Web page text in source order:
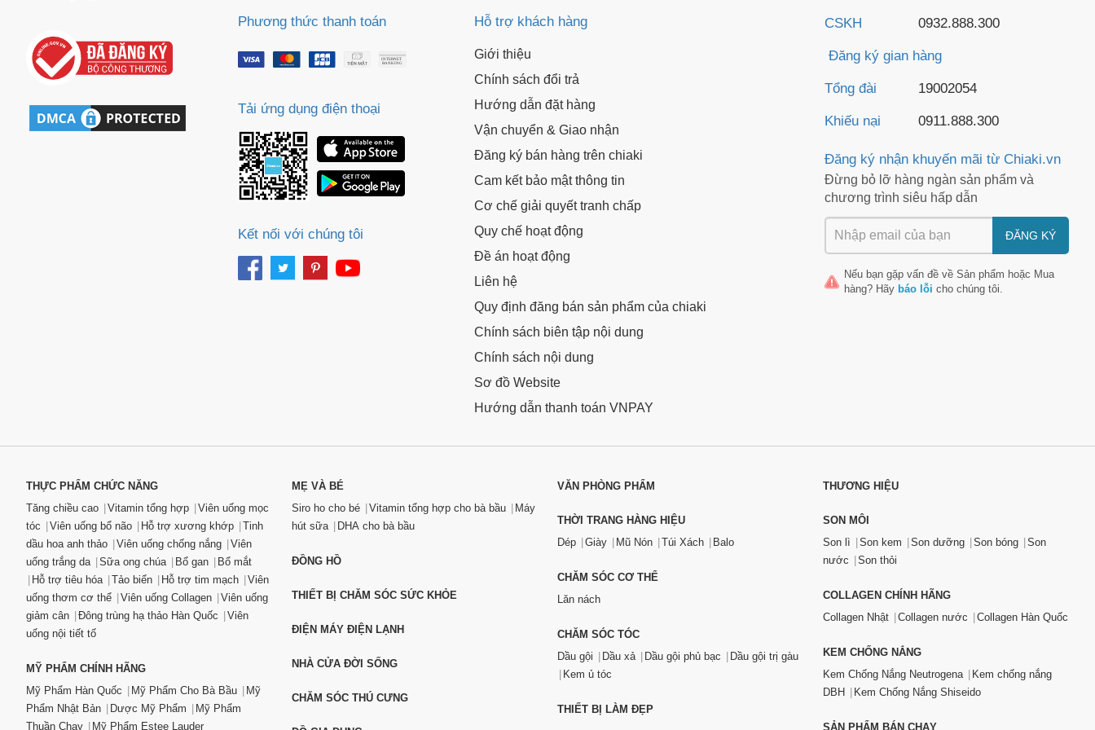
Phương thức thanh toán
Tải ứng dụng điện thoại
Kết nối với chúng tôi
Hỗ trợ khách hàng
Giới thiệu
Chính sách đổi trả
Hướng dẫn đặt hàng
Vận chuyển & Giao nhận
Đăng ký bán hàng trên chiaki
Cam kết bảo mật thông tin
Cơ chế giải quyết tranh chấp
Quy chế hoạt động
Đề án hoạt động
Liên hệ
Quy định đăng bán sản phẩm của chiaki
Chính sách biên tập nội dung
Chính sách nội dung
Sơ đồ Website
Hướng dẫn thanh toán VNPAY
CSKH 0932.888.300
Đăng ký gian hàng
Tổng đài 19002054
Khiếu nại 0911.888.300
Đăng ký nhận khuyến mãi từ Chiaki.vn
Đừng bỏ lỡ hàng ngàn sản phẩm và
chương trình siêu hấp dẫn
ĐĂNG KÝ
Nếu bạn gặp vấn đề về Sản phẩm hoặc Mua
hàng? Hãy báo lỗi cho chúng tôi.
THỰC PHẨM CHỨC NĂNG
Tăng chiều cao
Vitamin tổng hợp
Viên uống mọc
tóc
Viên uống bổ não Hỗ trợ xương khớp
Tinh
dầu hoa anh thảo
Viên uống chống nắng
Viên
uống trắng da
Sữa ong chúa Bổ gan
Bổ mắt
Hỗ trợ tiêu hóa
Tảo biển Hỗ trợ tim mạch
Viên
uống thơm cơ thể
Viên uống Collagen
Viên uống
giảm cân
Đông trùng hạ thảo Hàn Quốc
Viên
uống nội tiết tố
MỸ PHẨM CHÍNH HÃNG
Mỹ Phẩm Hàn Quốc
Mỹ Phẩm Cho Bà Bầu
Mỹ
Phẩm Nhật Bản
Dược Mỹ Phẩm
Mỹ Phẩm
Thuần Chay
Mỹ Phẩm Estee Lauder
MẸ VÀ BÉ
Siro ho cho bé
Vitamin tổng hợp cho bà bầu
Máy
hút sữa
DHA cho bà bầu
ĐỒNG HỒ
THIẾT BỊ CHĂM SÓC SỨC KHỎE
ĐIỆN MÁY ĐIỆN LẠNH
NHÀ CỬA ĐỜI SỐNG
CHĂM SÓC THÚ CƯNG
VĂN PHÒNG PHẨM
THỜI TRANG HÀNG HIỆU
Dép
Giày Mũ Nón Túi Xách Balo
CHĂM SÓC CƠ THỂ
Lăn nách
CHĂM SÓC TÓC
Dầu gội
Dầu xả Dầu gội phủ bạc
Dầu gội trị gàu
Kem ủ tóc
THIẾT BỊ LÀM ĐẸP
THƯƠNG HIỆU
SON MÔI
Son lì
Son kem Son dưỡng Son bóng
Son
nước
Son thỏi
COLLAGEN CHÍNH HÃNG
Collagen Nhật
Collagen nước Collagen Hàn Quốc
KEM CHỐNG NẮNG
Kem Chống Nắng Neutrogena
Kem chống nắng
DBH
Kem Chống Nắng Shiseido
SẢN PHẨM BÁN CHẠY